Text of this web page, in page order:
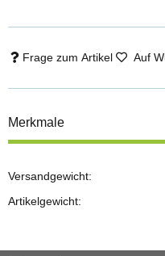
Frage zum Artikel Auf
Merkmale
Versandgewicht:
Artikelgewicht: